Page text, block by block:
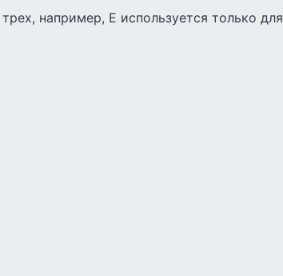
например, E используется только для